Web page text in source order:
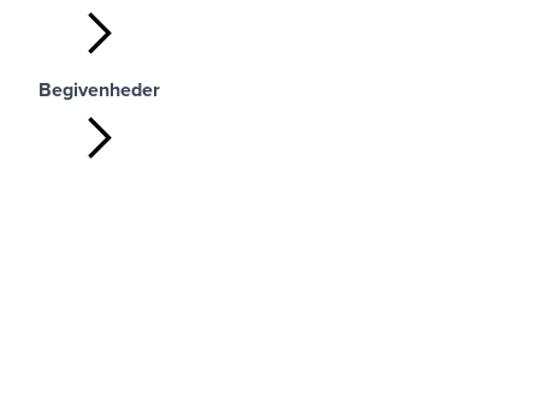
Begivenheder